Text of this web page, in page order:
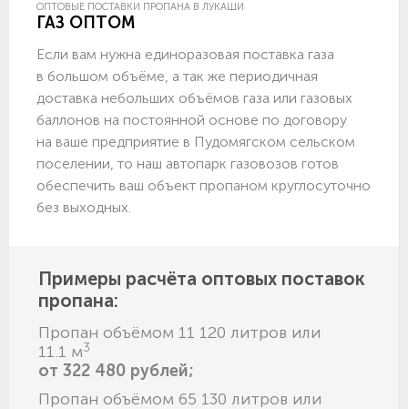
ОПТОВЫЕ ПОСТАВКИ ПРОПАНА В ЛУКАШИ
ГАЗ ОПТОМ
Если вам нужна единоразовая поставка газа
в большом объёме, а так же периодичная
доставка небольших объёмов газа или газовых
баллонов на постоянной основе по договору
на ваше предприятие в Пудомягском сельском
поселении, то наш автопарк газовозов готов
обеспечить ваш объект пропаном круглосуточно
без выходных.
Примеры расчёта оптовых поставок
пропана:
Пропан объёмом 11 120 литров или
11.1 м3
от 322 480 рублей;
Пропан объёмом 65 130 литров или